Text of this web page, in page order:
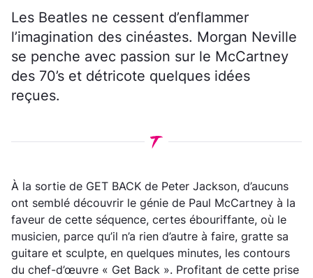
Les Beatles ne cessent d’enflammer
l’imagination des cinéastes. Morgan Neville
se penche avec passion sur le McCartney
des 70’s et détricote quelques idées
reçues.
À la sortie de GET BACK de Peter Jackson, d’aucuns
ont semblé découvrir le génie de Paul McCartney à la
faveur de cette séquence, certes ébouriffante, où le
musicien, parce qu’il n’a rien d’autre à faire, gratte sa
guitare et sculpte, en quelques minutes, les contours
du chef-d’œuvre « Get Back ». Profitant de cette prise